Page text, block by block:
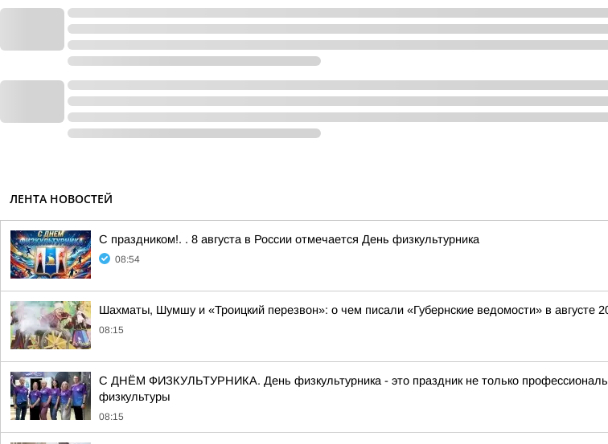
ЛЕНТА НОВОСТЕЙ
С праздником!. . 8 августа в России отмечается День физкультурника
08:54
Шахматы, Шумшу и «Троицкий перезвон»: о чем писали «Губернские ведомости» в августе
08:15
С ДНЁМ ФИЗКУЛЬТУРНИКА. День физкультурника - это праздник не только
физкультуры
08:15